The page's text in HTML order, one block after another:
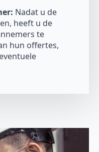
Nadat u de
heeft u de
te
hun offertes,